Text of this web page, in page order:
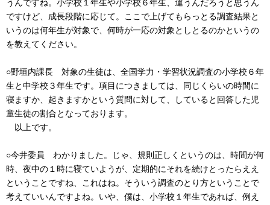
うんですね。小学校１年生や小学校６年生、違うんだろうと思うん
ですけど、成長段階に応じて。ここで上げてもらっとる調査結果と
いうのは何年生が対象で、何時が一応の対象としとるのかというの
を教えてください。
○野垣内課長 対象の生徒は、全国学力・学習状況調査の小学校６年
生と中学校３年生です。項目につきましては、同じくらいの時間に
寝ますか、起きますかという質問に対して、していると回答した児
童生徒の割合となっております。
以上です。
○今井委員 わかりました。じゃ、規則正しくというのは、時間が何
時、夜中の１時に寝ていようが、定期的にそれを続けとったらええ
ということですね、これはね。そういう調査のとり方ということで
考えていいんですよね。いや、僕は、小学校１年生であれば、例え